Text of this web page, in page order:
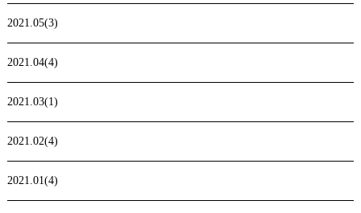
2021.05(3)
2021.04(4)
2021.03(1)
2021.02(4)
2021.01(4)